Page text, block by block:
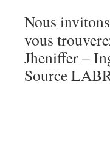
Nous
vous
Jheniffer –
Source